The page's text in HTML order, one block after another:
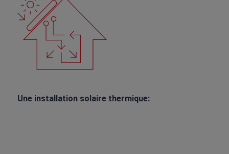
Une installation solaire thermique: